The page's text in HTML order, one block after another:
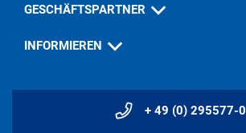
GESCHÄFTSPARTNER
INFORMIEREN
+ 49 (0) 295577-0